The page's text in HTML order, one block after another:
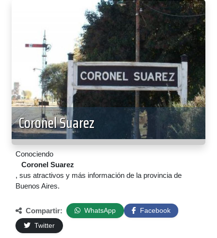
Coronel Suarez
Conociendo
Coronel Suarez
, sus atractivos y más información de la provincia de
Buenos Aires.
Compartir: WhatsApp
Facebook
Twitter